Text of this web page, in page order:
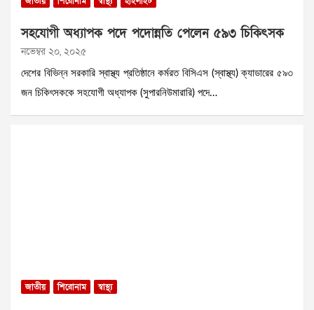
সহযোগী অধ্যাপক পদে পদোন্নতি পেলেন ৫৯৩ চিকিৎসক
নভেম্বর ২০, ২০২৫
দেশের বিভিন্ন সরকারি স্বাস্থ্য প্রতিষ্ঠানে কর্মরত বিসিএস (স্বাস্থ্য) ক্যাডারের ৫৯৩
জন চিকিৎসককে সহযোগী অধ্যাপক (সুপারনিউমারারি) পদে…
জাতীয় শিরোনাম স্বাস্থ্য